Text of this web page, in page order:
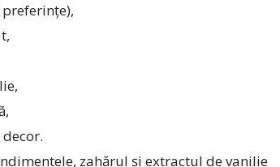
zahărul și extractul de vanilie